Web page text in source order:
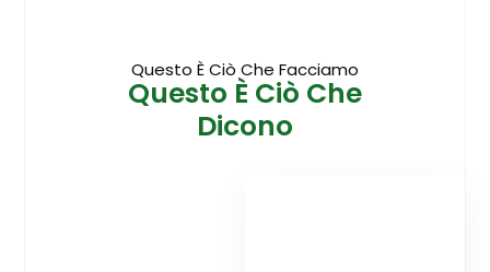
Questo È Ciò Che Facciamo
Questo È Ciò Che
Dicono